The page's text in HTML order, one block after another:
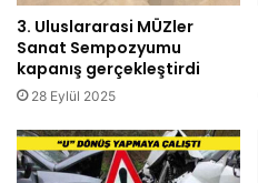
3. Uluslararasi MÜZler
Sanat Sempozyumu
kapanış gerçekleştirdi
28 Eylül 2025